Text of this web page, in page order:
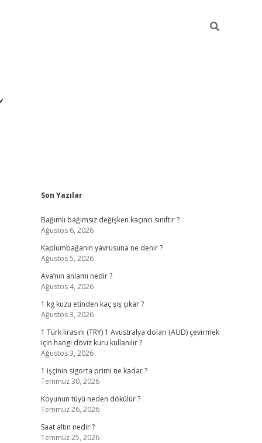
Sidebar
Son Yazılar
Bağımlı bağımsız değişken kaçıncı sınıftır ?
Ağustos 6, 2026
Kaplumbağanın yavrusuna ne denir ?
Ağustos 5, 2026
Ava’nın anlamı nedir ?
Ağustos 4, 2026
1 kg kuzu etinden kaç şiş çıkar ?
Ağustos 3, 2026
1 Türk lirasını (TRY) 1 Avustralya doları (AUD) çevirmek
için hangi döviz kuru kullanılır ?
Ağustos 3, 2026
1 işçinin sigorta primi ne kadar ?
Temmuz 30, 2026
Koyunun tüyü neden dökülür ?
Temmuz 26, 2026
Saat altın nedir ?
Temmuz 25, 2026